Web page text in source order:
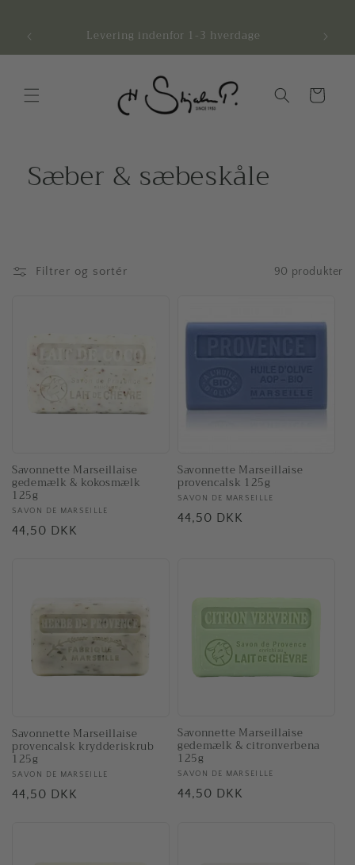
Afhentning - Mulighed i vores fysiske butik
Indkøbskurv
Sæber & sæbeskåle
Filtrer og sortér 90 produkter
Savonnette Marseillaise
gedemælk & kokosmælk
125g
Forhandler:
SAVON DE MARSEILLE
Normalpris
44,50 DKK
Savonnette Marseillaise
provencalsk 125g
Forhandler:
SAVON DE MARSEILLE
Normalpris
44,50 DKK
Savonnette Marseillaise
provencalsk krydderiskrub
125g
Forhandler:
SAVON DE MARSEILLE
Normalpris
44,50 DKK
Savonnette Marseillaise
gedemælk & citronverbena
125g
Forhandler:
SAVON DE MARSEILLE
Normalpris
44,50 DKK